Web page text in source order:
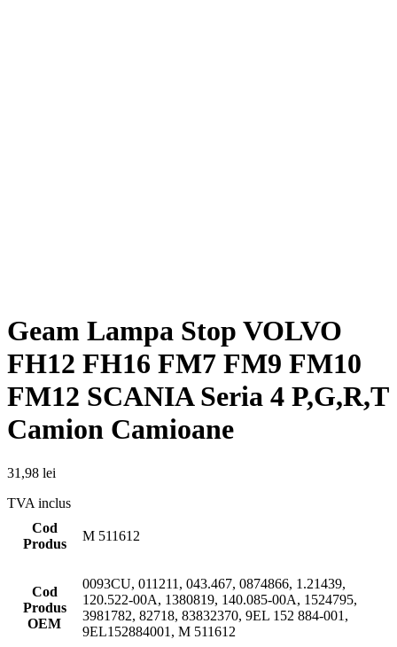
Geam Lampa Stop VOLVO
FH12 FH16 FM7 FM9 FM10
FM12 SCANIA Seria 4 P,G,R,T
Camion Camioane
31,98 lei
TVA inclus
Cod
Produs
M 511612
Cod
Produs
OEM
0093CU, 011211, 043.467, 0874866, 1.21439,
120.522-00A, 1380819, 140.085-00A, 1524795,
3981782, 82718, 83832370, 9EL 152 884-001,
9EL152884001, M 511612